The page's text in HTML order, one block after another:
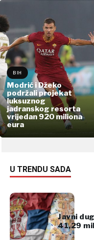
BIH
Modrić i Džeko
podržali projekat
luksuznog
jadranskog resorta
vrijedan 920 miliona
eura
U TRENDU SADA
Javni
41,29
ispod